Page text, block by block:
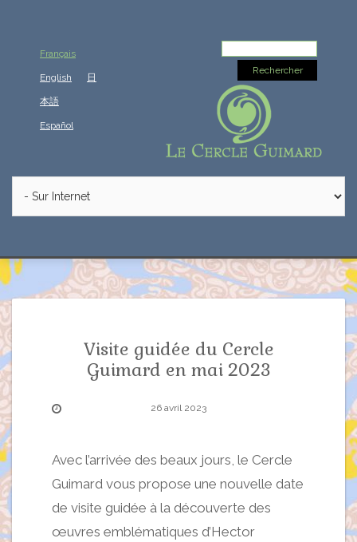
Français
English 日
本語
Español
Visite guidée du Cercle
Guimard en mai 2023
26 avril 2023
Avec l’arrivée des beaux jours, le Cercle
Guimard vous propose une nouvelle date
de visite guidée à la découverte des
œuvres emblématiques d’Hector